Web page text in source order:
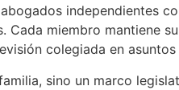
independientes
miembro mantiene
colegiada en asuntos
sino un marco